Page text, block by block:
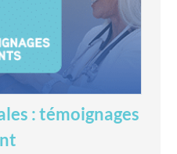
: témoignages